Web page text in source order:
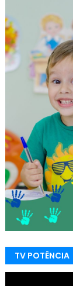
TV POTÊNCIA